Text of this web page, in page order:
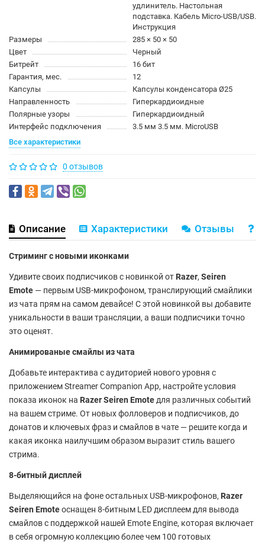
удлинитель. Настольная
подставка. Кабель Micro-USB/USB.
Инструкция
Размеры
285 × 50 × 50
Цвет
Черный
Битрейт
16 бит
Гарантия, мес.
12
Капсулы
Капсулы конденсатора Ø25
Направленность
Гиперкардиоидные
Полярные узоры
Гиперкардиоидный
Интерфейс подключения
3.5 мм 3.5 мм. MicroUSB
Все характеристики
0 отзывов
Описание Характеристики Отзывы
Стриминг с новыми иконками
Удивите своих подписчиков с новинкой от Razer, Seiren
Emote — первым USB-микрофоном, транслирующий смайлики
из чата прям на самом девайсе! С этой новинкой вы добавите
уникальности в ваши трансляции, а ваши подписчики точно
это оценят.
Анимированые смайлы из чата
Добавьте интерактива с аудиторией нового уровня с
приложением Streamer Companion App, настройте условия
показа иконок на Razer Seiren Emote для различных событий
на вашем стриме. От новых фолловеров и подписчиков, до
донатов и ключевых фраз и смайлов в чате — решите когда и
какая иконка наилучшим образом выразит стиль вашего
стрима.
8-битный дисплей
Выделяющийся на фоне остальных USB-микрофонов, Razer
Seiren Emoteоснащен 8-битным LED дисплеем для вывода
смайлов с поддержкой нашей Emote Engine, которая включает
в себя огромную коллекцию более чем 100 готовых